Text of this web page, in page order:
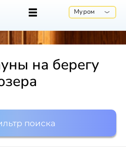
Муром
на берегу
поиска